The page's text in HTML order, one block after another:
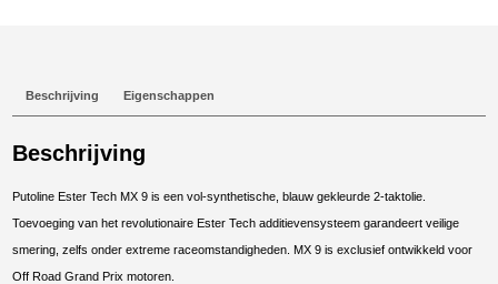
Beschrijving Eigenschappen
Beschrijving
Putoline Ester Tech MX 9 is een vol-synthetische, blauw gekleurde 2-taktolie.
Toevoeging van het revolutionaire Ester Tech additievensysteem garandeert veilige
smering, zelfs onder extreme raceomstandigheden. MX 9 is exclusief ontwikkeld voor
Off Road Grand Prix motoren.